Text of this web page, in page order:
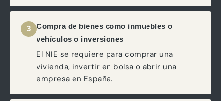
3
Compra de bienes como inmuebles o
vehículos o inversiones
El NIE se requiere para comprar una
vivienda, invertir en bolsa o abrir una
empresa en España.